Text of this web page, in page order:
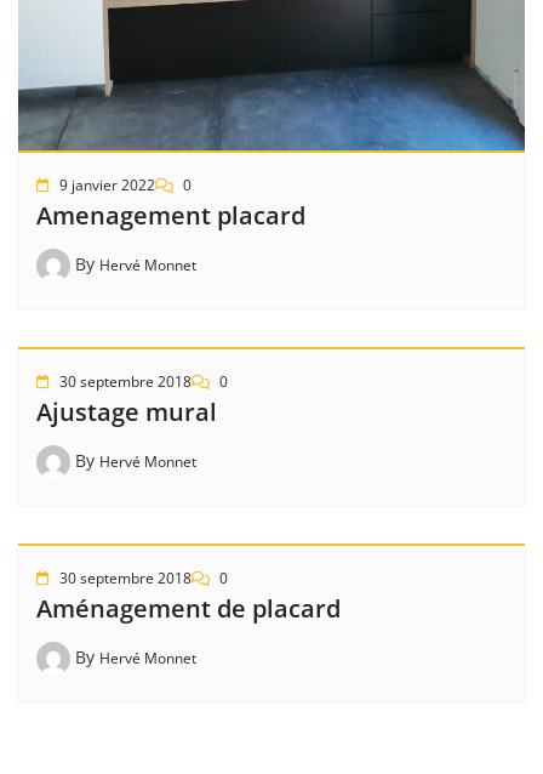
9 janvier 2022 0
Amenagement placard
By Hervé Monnet
30 septembre 2018 0
Ajustage mural
By Hervé Monnet
30 septembre 2018 0
Aménagement de placard
By Hervé Monnet